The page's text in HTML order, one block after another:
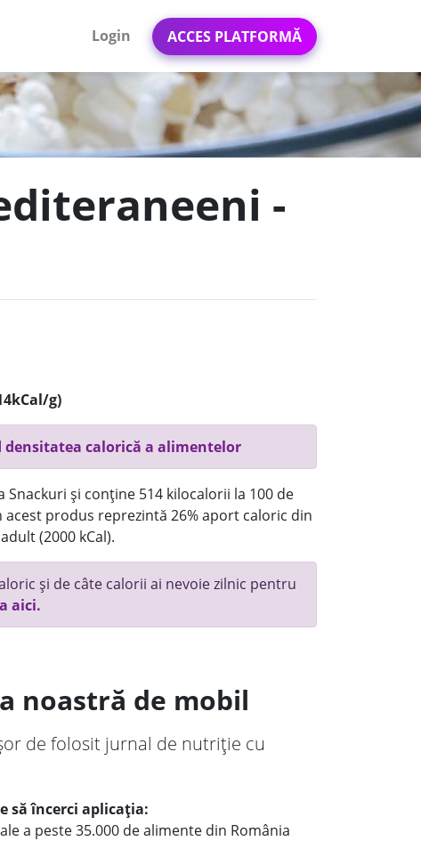
Login ACCES PLATFORMĂ
-
g)
calorică a alimentelor
și conține 514 kilocalorii la 100 de
acest produs reprezintă 26% aport caloric din
(2000 kCal).
și de câte calorii ai nevoie zilnic pentru
aici.
noastră de mobil
de folosit jurnal de nutriție cu
să încerci aplicația:
a peste 35.000 de alimente din România